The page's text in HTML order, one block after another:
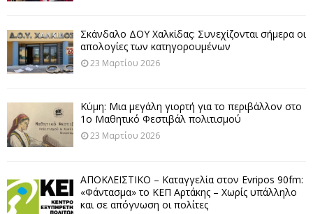
Σκάνδαλο ΔΟΥ Χαλκίδας: Συνεχίζονται σήμερα οι
απολογίες των κατηγορουμένων
23 Μαρτίου 2026
Κύμη: Μια μεγάλη γιορτή για το περιβάλλον στο
1ο Μαθητικό Φεστιβάλ πολιτισμού
23 Μαρτίου 2026
ΑΠΟΚΛΕΙΣΤΙΚΟ – Καταγγελία στον Evripos 90fm:
«Φάντασμα» το ΚΕΠ Αρτάκης – Χωρίς υπάλληλο
και σε απόγνωση οι πολίτες